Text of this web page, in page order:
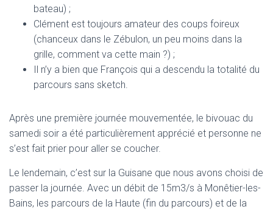
bateau) ;
Clément est toujours amateur des coups foireux
(chanceux dans le Zébulon, un peu moins dans la
grille, comment va cette main ?) ;
Il n’y a bien que François qui a descendu la totalité du
parcours sans sketch.
Après une première journée mouvementée, le bivouac du
samedi soir a été particulièrement apprécié et personne ne
s’est fait prier pour aller se coucher.
Le lendemain, c’est sur la Guisane que nous avons choisi de
passer la journée. Avec un débit de 15m3/s à Monêtier-les-
Bains, les parcours de la Haute (fin du parcours) et de la